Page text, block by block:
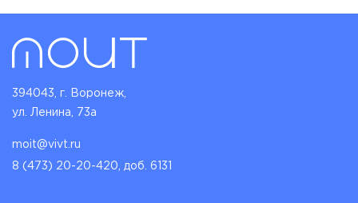
394043, г. Воронеж,
ул. Ленина, 73а
moit@vivt.ru
8 (473) 20-20-420, доб. 6131